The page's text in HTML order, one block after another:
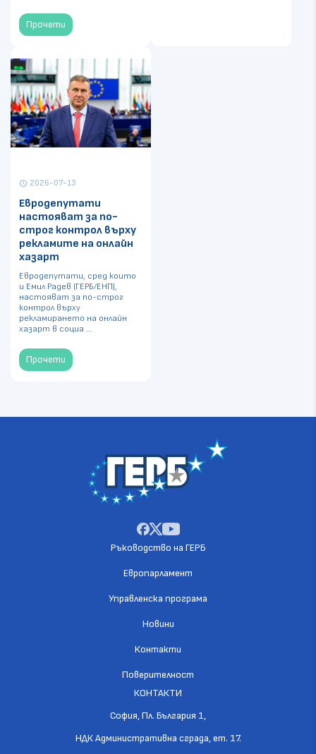
Прочети
schedule 2026-07-13
Евродепутати
настояват за по-
строг контрол върху
рекламите на онлайн
хазарт
Евродепутати, сред които
и Емил Радев (ГЕРБ/ЕНП),
настояват за по-строг
контрол върху
рекламирането на онлайн
хазарт в социа ...
Прочети
Ръководство на ГЕРБ
Европарламент
Управленска програма
Новини
Контакти
Поверителност
КОНТАКТИ
София, Пл. България 1,
НДК Административна сграда, ет. 17.